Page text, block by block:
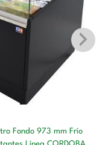
Fondo 973 mm Frío